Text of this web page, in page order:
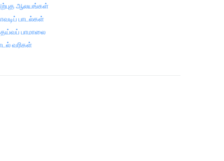
ஆலயங்கள்
பாடல்கள்
பாமாலை
வரிகள்